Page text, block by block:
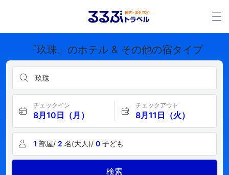
『玖珠』のホテル & その他の宿タイプ
玖珠
チェックイン
8月10日（月）
チェックアウト
8月11日（火）
1 部屋/ 2 名(大人)/ 0 子ども
検索